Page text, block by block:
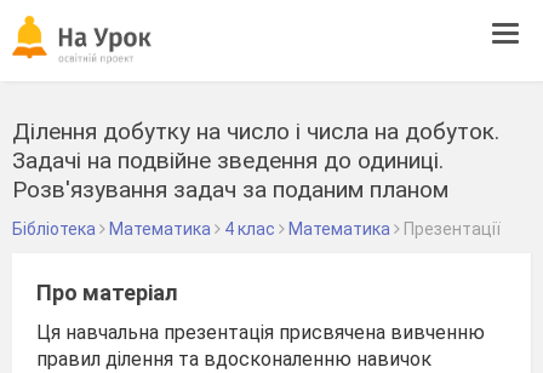
Ділення добутку на число і числа на добуток.
Задачі на подвійне зведення до одиниці.
Розв'язування задач за поданим планом
Бібліотека Математика 4 клас Математика Презентації
Про матеріал
Ця навчальна презентація присвячена вивченню
правил ділення та вдосконаленню навичок